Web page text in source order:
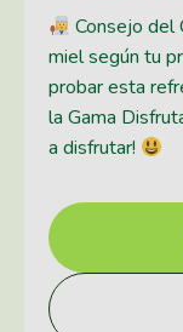
Consejo del
miel según tu
probar esta
la Gama
a disfrutar!